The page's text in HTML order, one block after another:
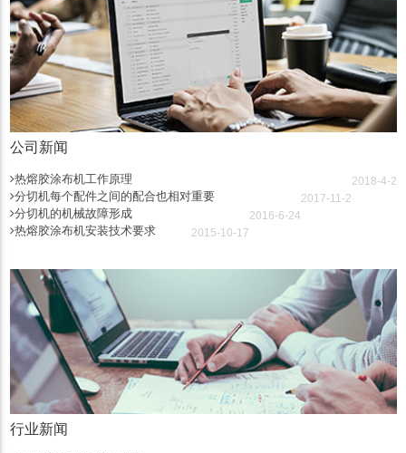
公司新闻
热熔胶涂布机工作原理 2018-4-2
分切机每个配件之间的配合也相对重要 2017-11-2
分切机的机械故障形成 2016-6-24
热熔胶涂布机安装技术要求 2015-10-17
行业新闻